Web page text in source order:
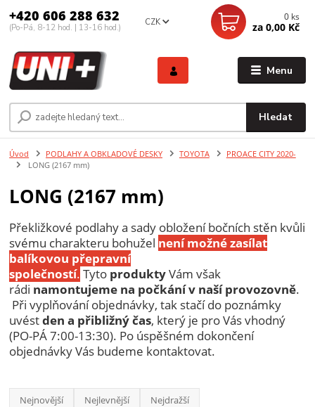
Menu
CZK
Hledat
+420 606 288 632
(Po-Pá, 8-12 hod. | 13-16 hod.)
0 ks
za 0,00 Kč
Úvod PODLAHY A OBKLADOVÉ DESKY TOYOTA
PROACE CITY 2020-
LONG (2167 mm)
LONG (2167 mm)
Překližkové podlahy a sady obložení bočních stěn kvůli
svému charakteru bohužel není možné zasílat
balíkovou přepravní
společností. Tyto produktyVám však
rádi namontujeme na počkání v naší provozovně.
Při vyplňování objednávky, tak stačí do poznámky
uvéstden a přibližný čas, který je pro Vás vhodný
(PO-PÁ 7:00-13:30). Po úspěšném dokončení
objednávky Vás budeme kontaktovat.
Nejnovější Nejlevnější Nejdražší